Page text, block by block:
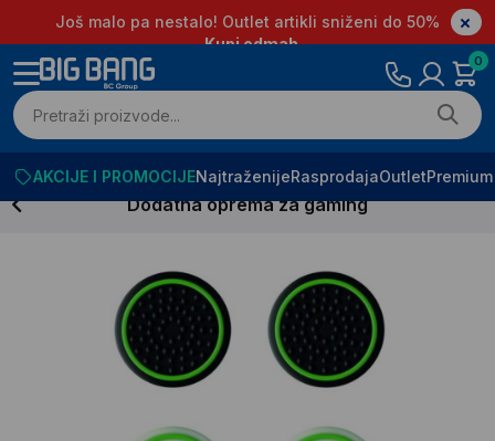
Još malo pa nestalo! Outlet artikli sniženi do 50%
Kupi odmah
0
AKCIJE I PROMOCIJENajtraženijeRasprodajaOutlet
Dodatna oprema za gaming